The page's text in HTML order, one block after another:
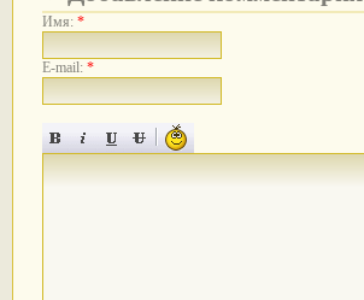
Имя: *
E-mail: *